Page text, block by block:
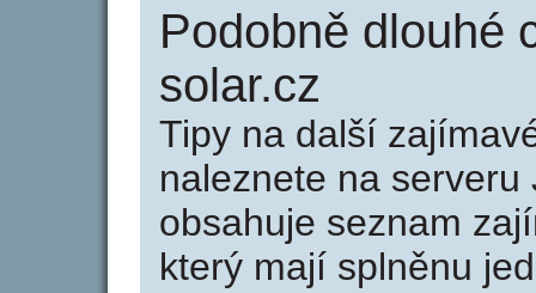
Podobně dlouhé
solar.cz
Tipy na další
naleznete na serveru
obsahuje seznam
který mají splněnu